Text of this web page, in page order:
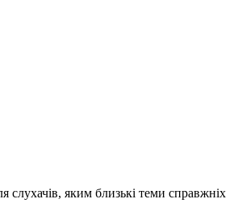
яким близькі теми справжніх